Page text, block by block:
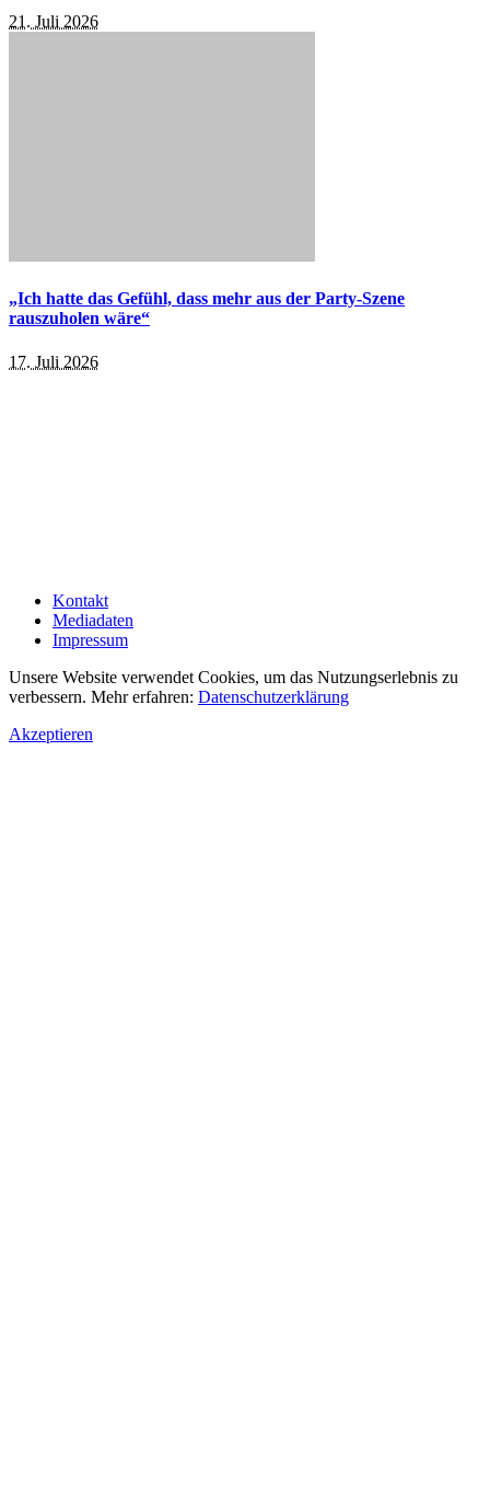
21. Juli 2026
„Ich hatte das Gefühl, dass mehr aus der Party-Szene
rauszuholen wäre“
17. Juli 2026
Kontakt
Mediadaten
Impressum
Unsere Website verwendet Cookies, um das Nutzungserlebnis zu
verbessern. Mehr erfahren: Datenschutzerklärung
Akzeptieren